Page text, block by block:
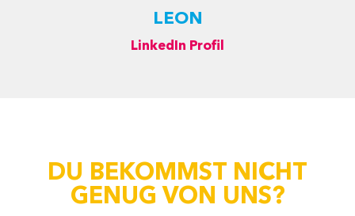
LEON
LinkedIn Profil
DU BEKOMMST NICHT
GENUG VON UNS?